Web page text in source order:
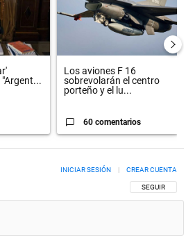
Los aviones F 16
sobrevolarán el centro
porteño y el lu...
60 comentarios
SIGA ESTA
SEGUIR
INICIAR SESIÓN CREAR CUENTA